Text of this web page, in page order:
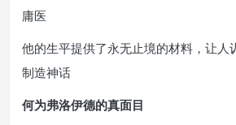
庸医
他的生平提供了永无止境的材料，让人
制造神话
何为弗洛伊德的真面目